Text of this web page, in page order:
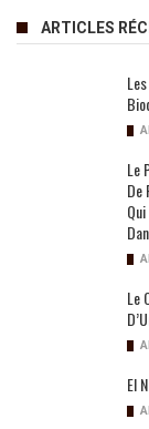
ARTICLES
Le
De
Le
El